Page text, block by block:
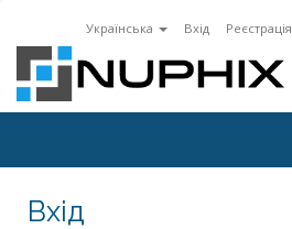
Українська Вхід Реєстрація
Вхід